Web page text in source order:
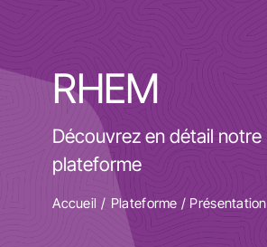
Equipements & Technologies
R&D
Accès
RHEM
Découvrez en détail notre
plateforme
Accueil Plateforme / Présentation